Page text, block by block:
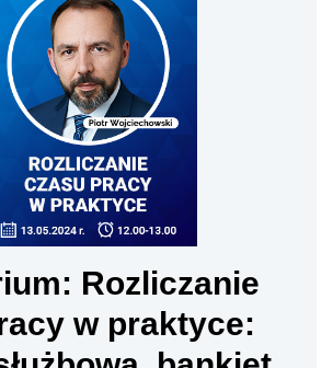
Rozliczanie
w praktyce: